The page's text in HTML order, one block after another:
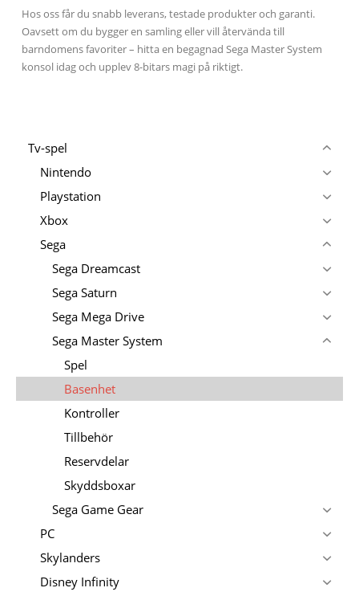
Hos oss får du snabb leverans, testade produkter och garanti.
Oavsett om du bygger en samling eller vill återvända till
barndomens favoriter – hitta en begagnad Sega Master System
konsol idag och upplev 8-bitars magi på riktigt.
Tv-spel
Nintendo
Playstation
Xbox
Sega
Sega Dreamcast
Sega Saturn
Sega Mega Drive
Sega Master System
Spel
Basenhet
Kontroller
Tillbehör
Reservdelar
Skyddsboxar
Sega Game Gear
PC
Skylanders
Disney Infinity